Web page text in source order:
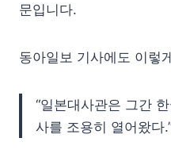
문입니다.
동아일보 기사에도 이렇
“일본대사관은 그간
사를 조용히 열어왔다